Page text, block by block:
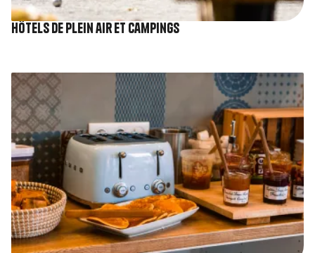
Hôtels de plein air et Campings
Image